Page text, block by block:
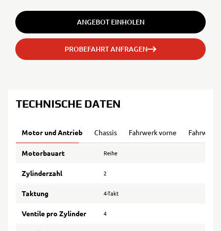
ANGEBOT EINHOLEN
PROBEFAHRT ANFRAGEN
TECHNISCHE DATEN
Motor und Antrieb Chassis Fahrwerk vorne Fahrwerk
Motorbauart Reihe
Zylinderzahl 2
Taktung 4-Takt
Ventile pro Zylinder 4